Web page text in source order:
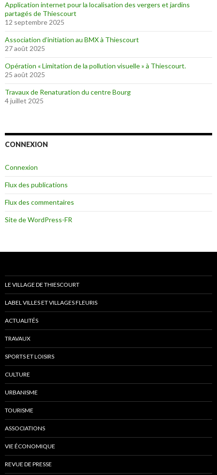
Application internet pour la localisation des vergers et jardins
partagés de Thiescourt
12 septembre 2025
Association d’initiation au BMX à Thiescourt
27 août 2025
Opération « Limitation de la pollution visuelle » à Thiescourt.
25 août 2025
Travaux de Renaturation du centre Bourg
4 juillet 2025
CONNEXION
Connexion
Flux des publications
Flux des commentaires
Site de WordPress-FR
LE VILLAGE DE THIESCOURT
LABEL VILLES ET VILLAGES FLEURIS
ACTUALITÉS
TRAVAUX
SPORTS ET LOISIRS
CULTURE
URBANISME
TOURISME
ASSOCIATIONS
VIE ÉCONOMIQUE
REVUE DE PRESSE